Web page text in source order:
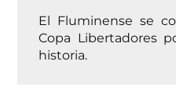
El Fluminense se
Copa Libertadores
historia.